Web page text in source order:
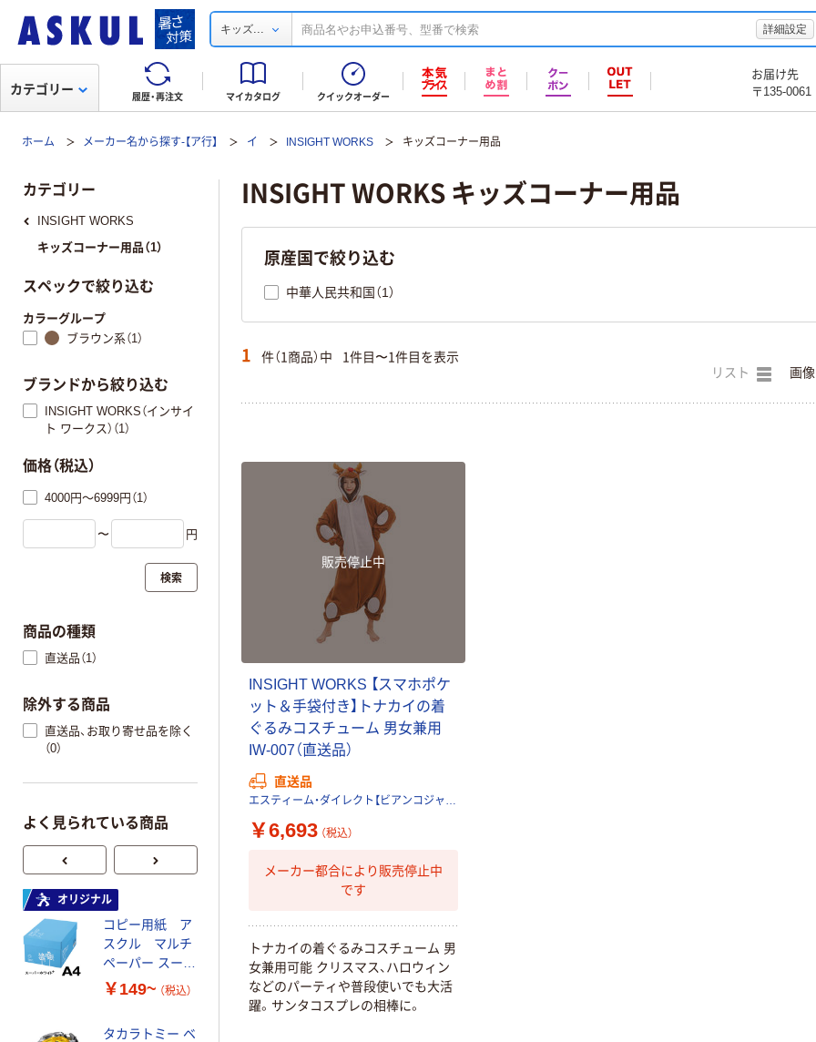
キッズ... 詳細設定
履歴・再注文 マイカタログ クイックオーダー
お届け先
〒135-0061
カテゴリー
ホーム メーカー名から探す-【ア行】 イ INSIGHT WORKS キッズコーナー用品
INSIGHT WORKS キッズコーナー用品
原産国で絞り込む
中華人民共和国（1）
1 件（1商品）中 1件目〜1件目を表示
リスト 画像
販売停止中
INSIGHT WORKS 【スマホポケ
ット＆手袋付き】トナカイの着
ぐるみコスチューム 男女兼用
IW-007（直送品）
直送品
エスティーム・ダイレクト【ビアンコジャパン正規特約販売店】
￥6,693 （税込）
メーカー都合により販売停止中
です
トナカイの着ぐるみコスチューム 男
女兼用可能 クリスマス、ハロウィン
などのパーティや普段使いでも大活
躍。サンタコスプレの相棒に。
カテゴリー
INSIGHT WORKS
キッズコーナー用品（1）
スペックで絞り込む
カラーグループ
ブラウン系（1）
ブランドから絞り込む
INSIGHT WORKS（インサイ
ト ワークス）（1）
価格（税込）
4000円～6999円（1）
〜 円
検索
商品の種類
直送品（1）
除外する商品
直送品、お取り寄せ品を除く
（0）
よく見られている商品
オリジナル
コピー用紙 ア
スクル マルチ
ペーパー スーパ
ーホワイト+
￥149~ （税込）
タカラトミー ベ
ゴミ袋 エコノミ
ータイプ 乳白半
透明 高密度タイ
プ 詰替用 バイ
オマス素材10％
￥616~ （税込）